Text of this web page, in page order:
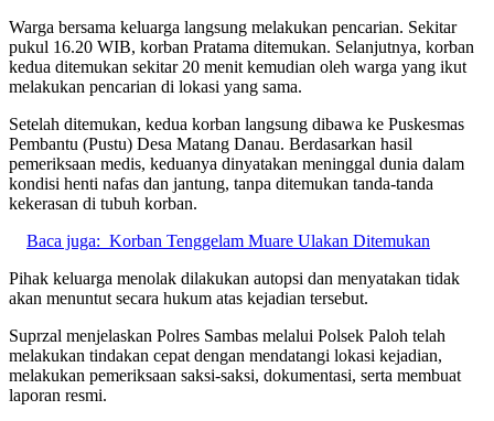
Warga bersama keluarga langsung melakukan pencarian. Sekitar
pukul 16.20 WIB, korban Pratama ditemukan. Selanjutnya, korban
kedua ditemukan sekitar 20 menit kemudian oleh warga yang ikut
melakukan pencarian di lokasi yang sama.
Setelah ditemukan, kedua korban langsung dibawa ke Puskesmas
Pembantu (Pustu) Desa Matang Danau. Berdasarkan hasil
pemeriksaan medis, keduanya dinyatakan meninggal dunia dalam
kondisi henti nafas dan jantung, tanpa ditemukan tanda-tanda
kekerasan di tubuh korban.
Baca juga: Korban Tenggelam Muare Ulakan Ditemukan
Pihak keluarga menolak dilakukan autopsi dan menyatakan tidak
akan menuntut secara hukum atas kejadian tersebut.
Suprzal menjelaskan Polres Sambas melalui Polsek Paloh telah
melakukan tindakan cepat dengan mendatangi lokasi kejadian,
melakukan pemeriksaan saksi-saksi, dokumentasi, serta membuat
laporan resmi.